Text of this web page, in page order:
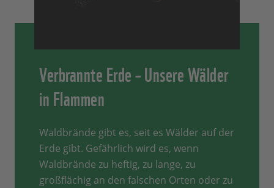
Verbrannte Erde – Unsere Wälder
in Flammen
Waldbrände gibt es, seit es Wälder auf der
Erde gibt. Gefährlich wird es, wenn
Waldbrände zu heftig, zu lange, zu
großflächig an den falschen Orten oder zu